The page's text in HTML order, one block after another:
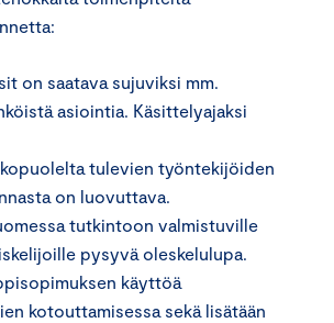
on saatava sujuviksi mm.
asiointia. Käsittelyajaksi
tulevien työntekijöiden
on luovuttava.
tutkintoon valmistuville
pysyvä oleskelulupa.
käyttöä
kotouttamisessa sekä lisätään